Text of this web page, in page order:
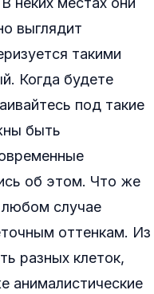
выглядит
такими
Когда будете
под такие
быть
об этом. Что же
любом случае
оттенкам. Из
разных клеток,
анималистические